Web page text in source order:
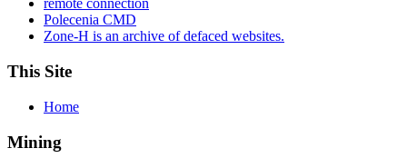
remote connection
Polecenia CMD
Zone-H is an archive of defaced websites.
This Site
Home
Mining